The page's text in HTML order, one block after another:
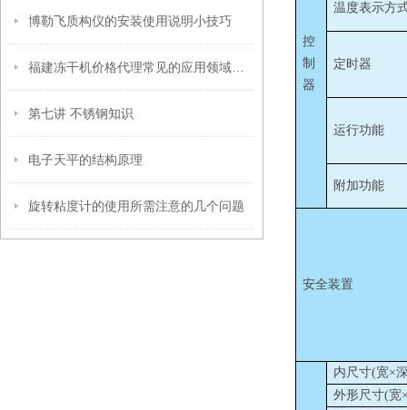
博勒飞质构仪的安装使用说明小技巧
第七讲 不锈钢知识
电子天平的结构原理
旋转粘度计的使用所需注意的几个问题
控
制
器
温度表示方
定时器
运行功能
附加功能
安全装置
内尺寸(宽×
外形尺寸(宽